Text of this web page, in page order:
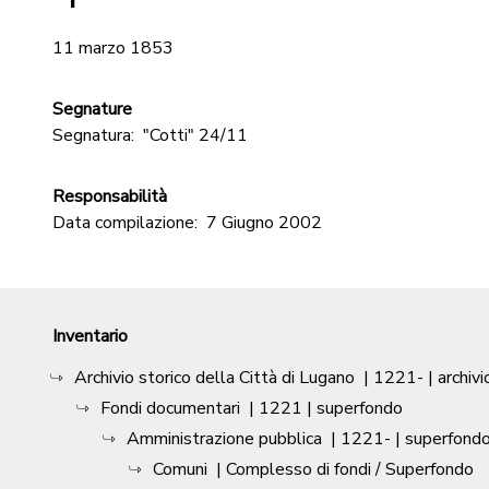
11 marzo 1853
Segnature
Segnatura: "Cotti" 24/11
Responsabilità
Data compilazione: 7 Giugno 2002
Inventario
Archivio storico della Città di Lugano | 1221- |
Fondi documentari | 1221 | superfondo
Amministrazione pubblica | 1221- |
Comuni | Complesso di fondi / Superfondo